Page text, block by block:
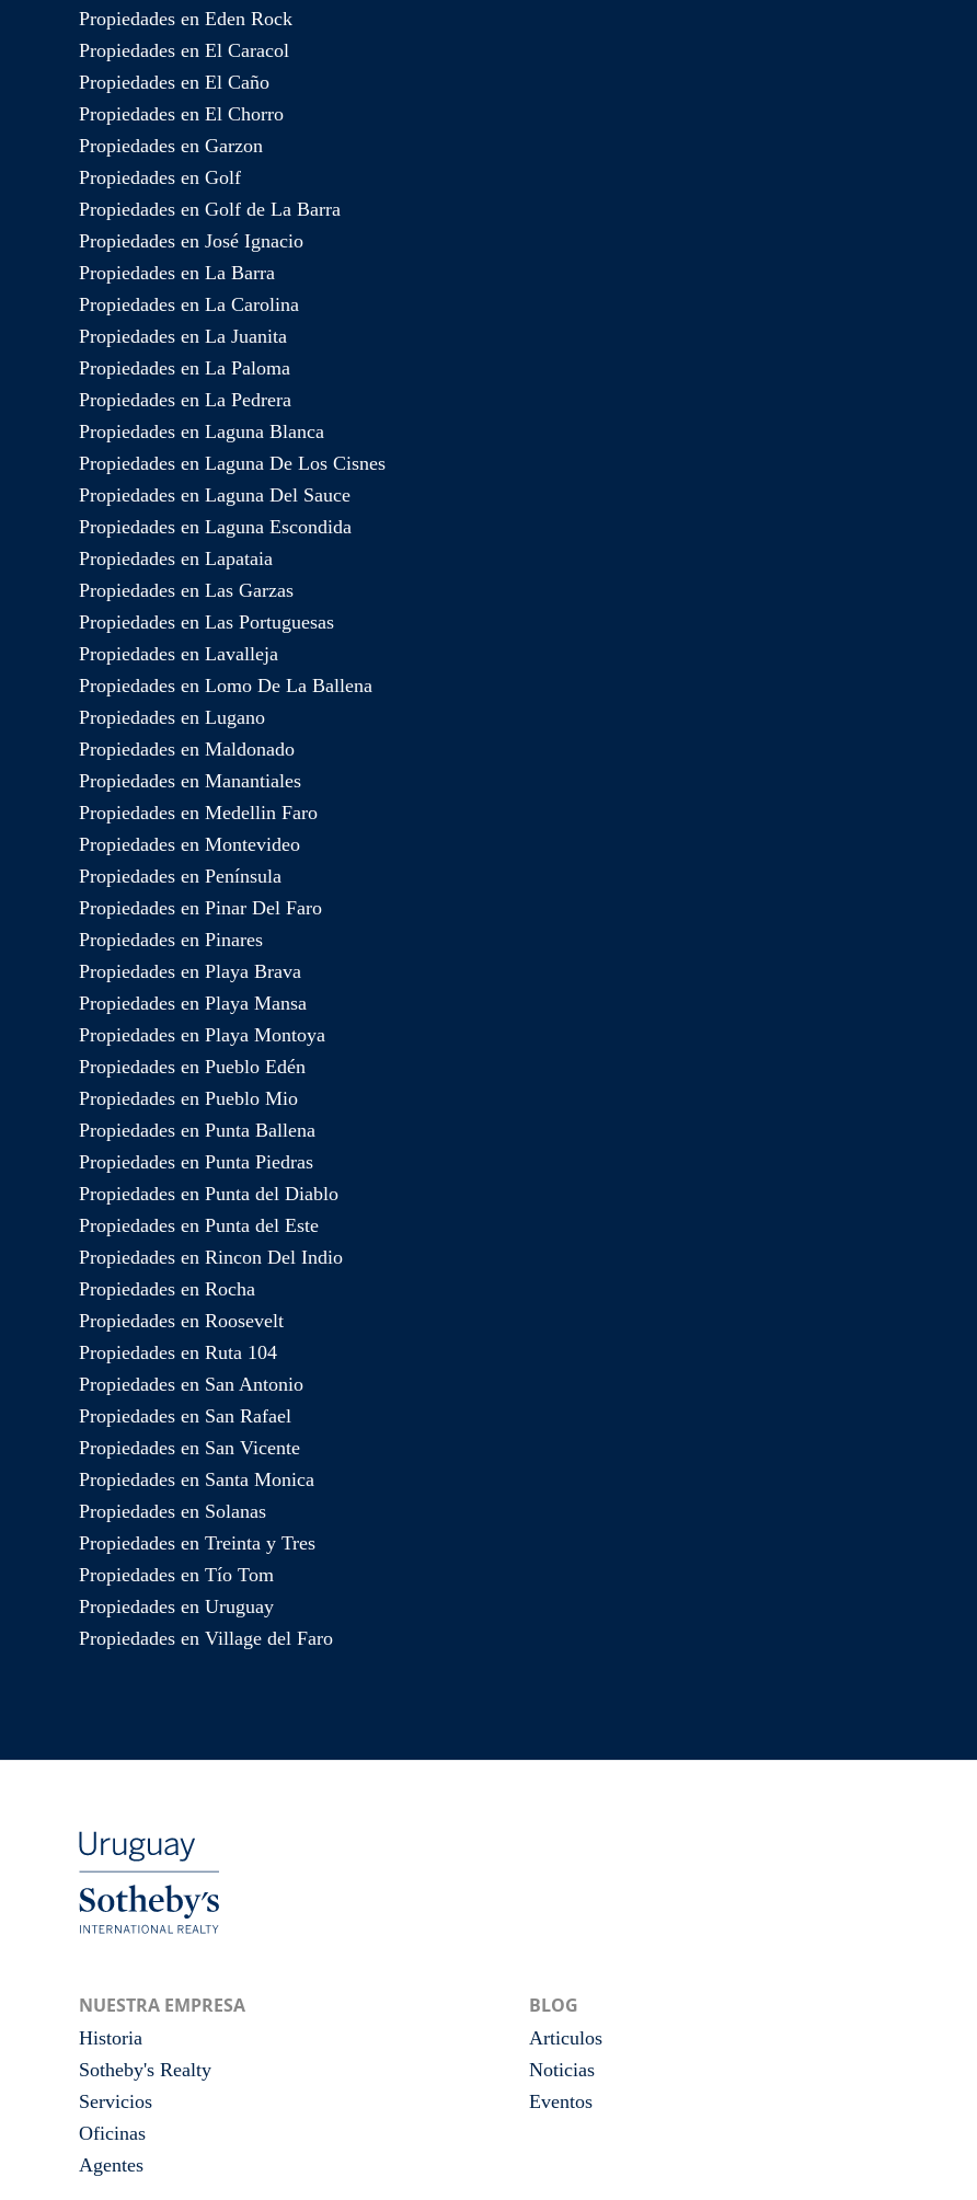
Propiedades en Eden Rock
Propiedades en El Caracol
Propiedades en El Caño
Propiedades en El Chorro
Propiedades en Garzon
Propiedades en Golf
Propiedades en Golf de La Barra
Propiedades en José Ignacio
Propiedades en La Barra
Propiedades en La Carolina
Propiedades en La Juanita
Propiedades en La Paloma
Propiedades en La Pedrera
Propiedades en Laguna Blanca
Propiedades en Laguna De Los Cisnes
Propiedades en Laguna Del Sauce
Propiedades en Laguna Escondida
Propiedades en Lapataia
Propiedades en Las Garzas
Propiedades en Las Portuguesas
Propiedades en Lavalleja
Propiedades en Lomo De La Ballena
Propiedades en Lugano
Propiedades en Maldonado
Propiedades en Manantiales
Propiedades en Medellin Faro
Propiedades en Montevideo
Propiedades en Península
Propiedades en Pinar Del Faro
Propiedades en Pinares
Propiedades en Playa Brava
Propiedades en Playa Mansa
Propiedades en Playa Montoya
Propiedades en Pueblo Edén
Propiedades en Pueblo Mio
Propiedades en Punta Ballena
Propiedades en Punta Piedras
Propiedades en Punta del Diablo
Propiedades en Punta del Este
Propiedades en Rincon Del Indio
Propiedades en Rocha
Propiedades en Roosevelt
Propiedades en Ruta 104
Propiedades en San Antonio
Propiedades en San Rafael
Propiedades en San Vicente
Propiedades en Santa Monica
Propiedades en Solanas
Propiedades en Treinta y Tres
Propiedades en Tío Tom
Propiedades en Uruguay
Propiedades en Village del Faro
NUESTRA EMPRESA
Historia
Sotheby's Realty
Servicios
Oficinas
Agentes
BLOG
Articulos
Noticias
Eventos